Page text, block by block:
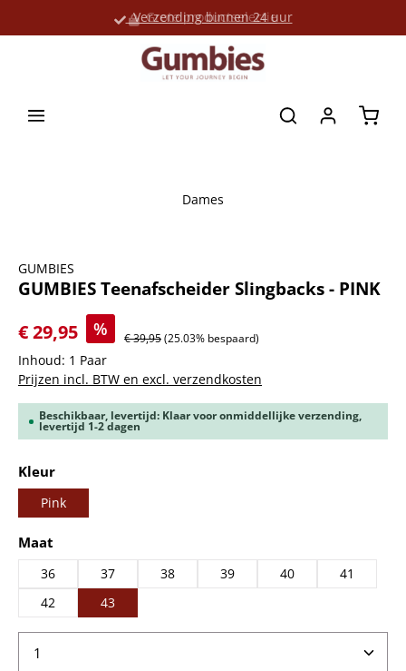
Verzending binnen 24 uur
Grote productselectie
Dames
GUMBIES
GUMBIES Teenafscheider Slingbacks - PINK
€ 29,95
% € 39,95(25.03% bespaard)
Inhoud: 1 Paar
Prijzen incl. BTW en excl. verzendkosten
Beschikbaar, levertijd: Klaar voor onmiddellijke verzending,
levertijd 1-2 dagen
Selecteer
Kleur
Pink
Selecteer
Maat
36 37 38 39 40
41
42
43
Producthoeveelheid: Voer de gewenste